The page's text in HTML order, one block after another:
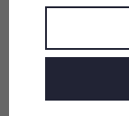
Odporový drát